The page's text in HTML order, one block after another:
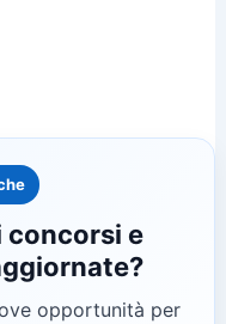
concorsi e
opportunità per